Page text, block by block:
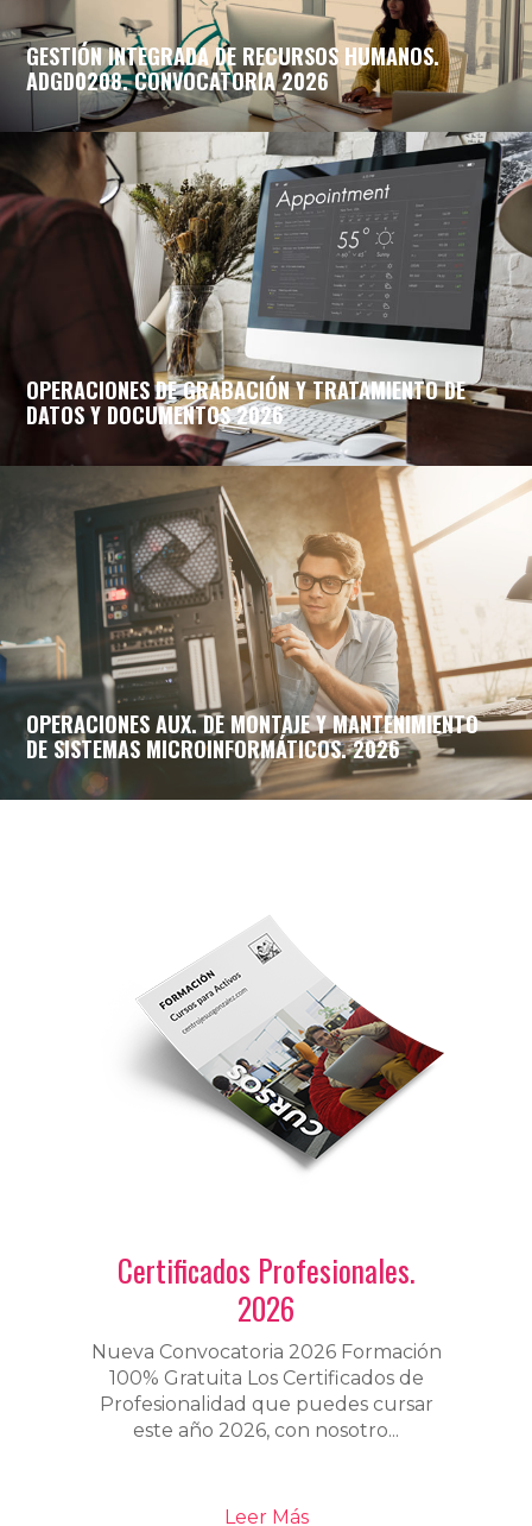
GESTIÓN INTEGRADA DE RECURSOS HUMANOS.
ADGD0208. CONVOCATORIA 2026
OPERACIONES DE GRABACIÓN Y TRATAMIENTO DE
DATOS Y DOCUMENTOS 2026
OPERACIONES AUX. DE MONTAJE Y MANTENIMIENTO
DE SISTEMAS MICROINFORMÁTICOS. 2026
Certificados Profesionales.
2026
Nueva Convocatoria 2026 Formación
100% Gratuita Los Certificados de
Profesionalidad que puedes cursar
este año 2026, con nosotro...
Leer Más